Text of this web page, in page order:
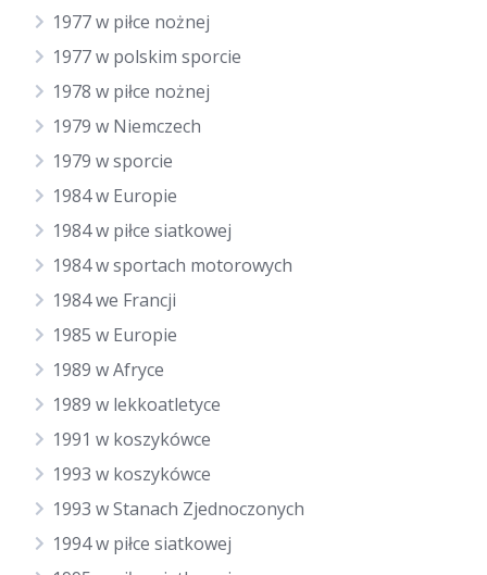
1977 w piłce nożnej
1977 w polskim sporcie
1978 w piłce nożnej
1979 w Niemczech
1979 w sporcie
1984 w Europie
1984 w piłce siatkowej
1984 w sportach motorowych
1984 we Francji
1985 w Europie
1989 w Afryce
1989 w lekkoatletyce
1991 w koszykówce
1993 w koszykówce
1993 w Stanach Zjednoczonych
1994 w piłce siatkowej